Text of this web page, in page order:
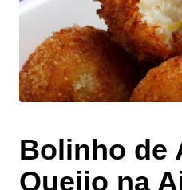
Bolinho de
Queijo na